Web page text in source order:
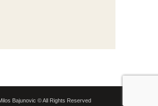
Bajunovic © All Rights Reserved